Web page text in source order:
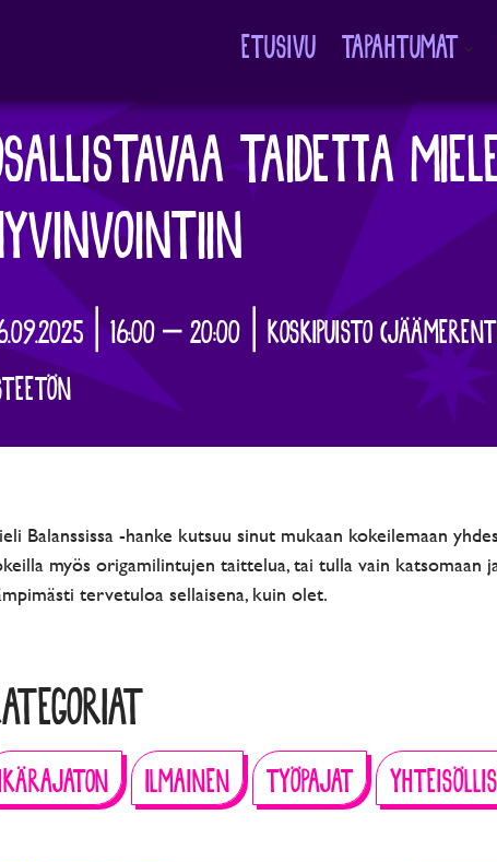
ETUSIVU TAPAHTUMAT
TAIDETTA
| 16:00 – 20:00 | KOSKIPUISTO
Balanssissa -hanke kutsuu sinut mukaan kokeilemaan
myös origamilintujen taittelua, tai tulla vain katsomaan
tervetuloa sellaisena, kuin olet.
ILMAINEN TYÖPAJAT